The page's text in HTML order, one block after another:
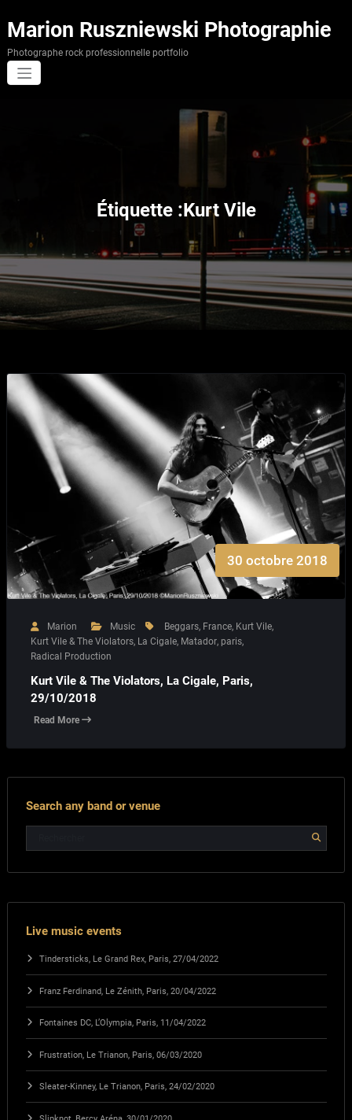
au
contenu
Marion Ruszniewski Photographie
Photographe rock professionnelle portfolio
Étiquette :Kurt Vile
30 octobre 2018
Marion Music Beggars, France, Kurt Vile,
Kurt Vile & The Violators, La Cigale, Matador, paris,
Radical Production
Kurt Vile & The Violators, La Cigale, Paris,
29/10/2018
Read More
Search any band or venue
Live music events
Tindersticks, Le Grand Rex, Paris, 27/04/2022
Franz Ferdinand, Le Zénith, Paris, 20/04/2022
Fontaines DC, L’Olympia, Paris, 11/04/2022
Frustration, Le Trianon, Paris, 06/03/2020
Sleater-Kinney, Le Trianon, Paris, 24/02/2020